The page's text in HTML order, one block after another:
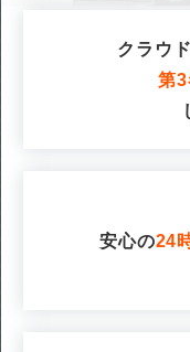
クラウ
第
安心の24